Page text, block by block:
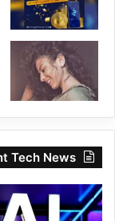
Tech News